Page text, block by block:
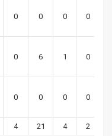
0 0 0 0
0 6 1 0
0 0 0 0
4 21 4 2